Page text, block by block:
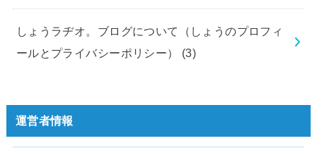
しょうラヂオ。ブログについて（しょうのプロフィ
ールとプライバシーポリシー） (3)
運営者情報